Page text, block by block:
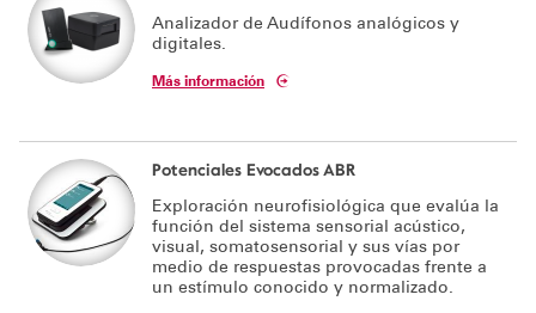
Analizador de Audífonos analógicos y
digitales.
Más información
Potenciales Evocados ABR
Exploración neurofisiológica que evalúa la
función del sistema sensorial acústico,
visual, somatosensorial y sus vías por
medio de respuestas provocadas frente a
un estímulo conocido y normalizado.